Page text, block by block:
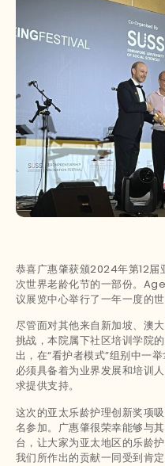
恭喜广惠肇获颁2024年第12届
次世界老龄化节的一部份。
议展览中心举行了一年一度的世
尽管面对其他来自新加坡、澳
挑战，本院属下社区培训学院
出，在“看护者模式”组别中一
必须具备着为业界发展和培训
求提供支持。
这次的亚太乐龄护理创新奖项
名参加。广惠肇很荣幸能够与
台，让大家为亚太地区的乐龄
我们所作出的贡献一同受到肯定